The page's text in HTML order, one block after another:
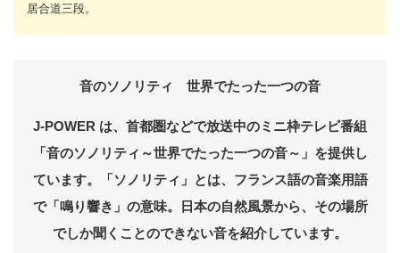
居合道三段。
音のソノリティ 世界でたった一つの音
J-POWER は、首都圏などで放送中のミニ枠テレビ番組
「音のソノリティ～世界でたった一つの音～」を提供し
ています。「ソノリティ」とは、フランス語の音楽用語
で「鳴り響き」の意味。日本の自然風景から、その場所
でしか聞くことのできない音を紹介しています。